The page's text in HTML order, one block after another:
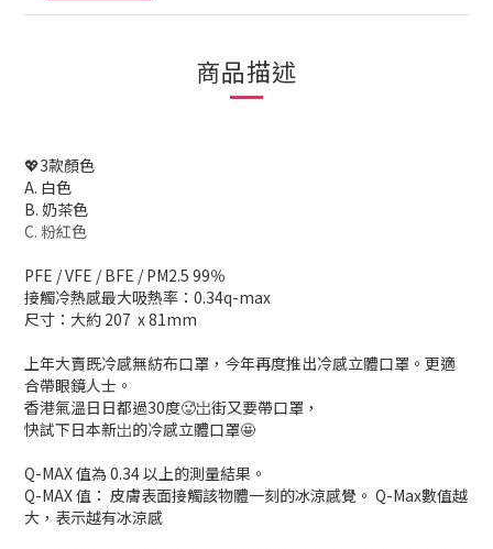
商品描述
💖3款顏色
A. 白色
B. 奶茶色
C. 粉紅色
PFE / VFE / BFE / PM2.5 99％
接觸冷熱感最大吸熱率：0.34q-max
尺寸：大約 207 x 81mm
上年大賣既冷感無紡布口罩，今年再度推出冷感立體口罩。更適
合帶眼鏡人士。
香港氣溫日日都過30度🥵岀街又要帶口罩，
快試下日本新岀的冷感立體口罩🤩
Q-MAX 值為 0.34 以上的測量結果。
Q-MAX 值： 皮膚表面接觸該物體一刻的冰涼感覺。 Q-Max數值越
大，表示越有冰涼感